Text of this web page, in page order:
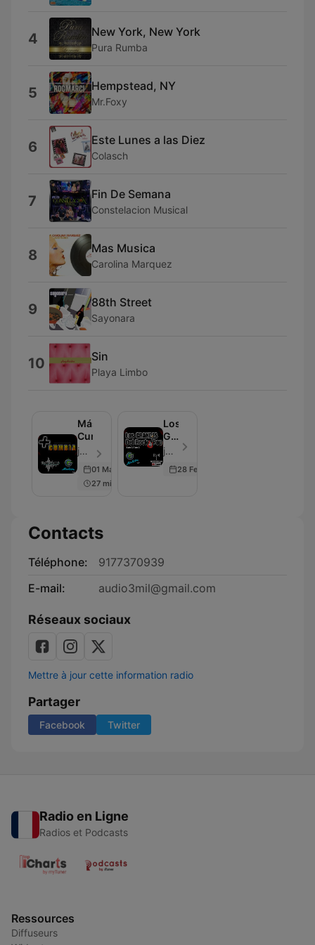
4 New York, New York
Pura Rumba
5 Hempstead, NY
Mr.Foxy
6 Este Lunes a las Diez
Colasch
7 Fin De Semana
Constelacion Musical
8 Mas Musica
Carolina Marquez
9 88th Street
Sayonara
10 Sin
Playa Limbo
Más
Cumbia
jose Luis Arcos - Épisode 6
01 Mar 2020
27 min
Los
GRANDES
del
jose Luis Arcos - Épisode 5
28 Feb 2020
Contacts
Téléphone:
9177370939
E-mail:
audio3mil@gmail.com
Réseaux sociaux
Mettre à jour cette information radio
Partager
Facebook Twitter
Radio en Ligne
Radios et Podcasts
Ressources
Diffuseurs